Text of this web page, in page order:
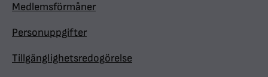
Medlemsförmåner
Personuppgifter
Tillgänglighetsredogörelse